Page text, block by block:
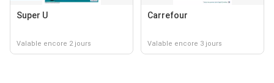
Super U
Valable encore 2 jours
Carrefour
Valable encore 3 jours